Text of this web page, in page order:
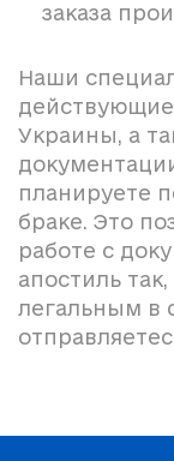
заказа
Наши
Украины, а
планируете
браке. Это
работе с
апостиль
легальным в